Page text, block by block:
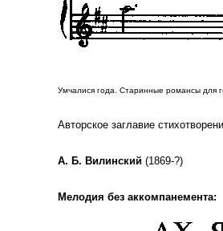
Умчалися года. Старинные романсы для
Авторское заглавие
А. Б. Вилинский (1869-?)
Мелодия без аккомпанемента: